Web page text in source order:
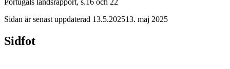
Portugals landsrapport, s.16 och 22
Sidan är senast uppdaterad 13.5.202513. maj 2025
Sidfot